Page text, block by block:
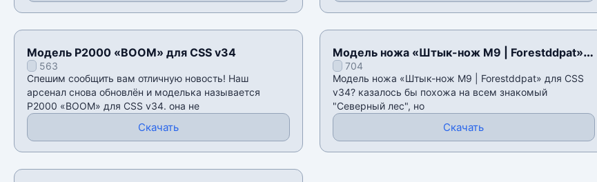
Модель P2000 «BOOM» для CSS v34
563
Спешим сообщить вам отличную новость! Наш
арсенал снова обновлён и моделька называется
P2000 «BOOM» для CSS v34. она не
Скачать
Модель ножа «Штык-нож M9 | Forestddpat»
для CSS v34
704
Модель ножа «Штык-нож M9 | Forestddpat» для CSS
v34? казалось бы похожа на всем знакомый
"Северный лес", но
Скачать